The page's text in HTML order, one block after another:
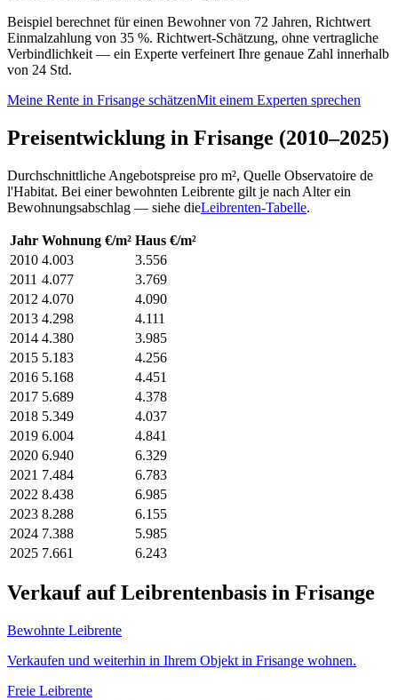
Beispiel berechnet für einen Bewohner von 72 Jahren, Richtwert
Einmalzahlung von 35 %. Richtwert-Schätzung, ohne vertragliche
Verbindlichkeit — ein Experte verfeinert Ihre genaue Zahl innerhalb
von 24 Std.
Meine Rente in Frisange schätzenMit einem Experten sprechen
Preisentwicklung in Frisange (2010–2025)
Durchschnittliche Angebotspreise pro m², Quelle Observatoire de
l'Habitat. Bei einer bewohnten Leibrente gilt je nach Alter ein
Bewohnungsabschlag — siehe dieLeibrenten-Tabelle.
Jahr Wohnung €/m² Haus €/m²
2010 4.003
3.556
2011 4.077
3.769
2012 4.070
4.090
2013 4.298
4.111
2014 4.380
3.985
2015 5.183
4.256
2016 5.168
4.451
2017 5.689
4.378
2018 5.349
4.037
2019 6.004
4.841
2020 6.940
6.329
2021 7.484
6.783
2022 8.438
6.985
2023 8.288
6.155
2024 7.388
5.985
2025 7.661 6.243
Verkauf auf Leibrentenbasis in Frisange
Bewohnte Leibrente
Verkaufen und weiterhin in Ihrem Objekt in Frisange wohnen.
Freie Leibrente